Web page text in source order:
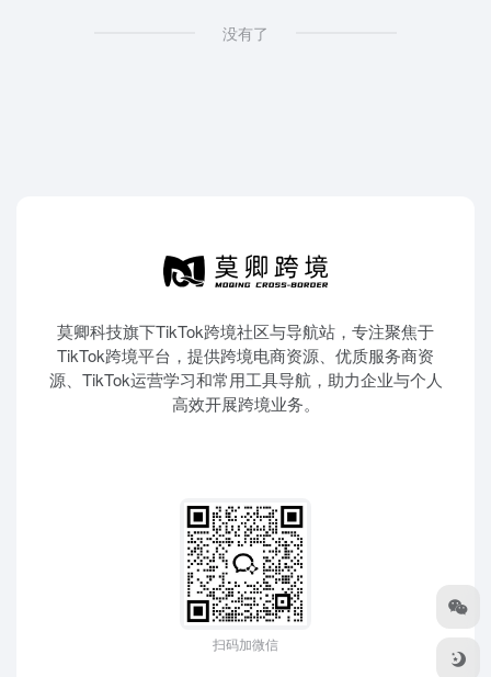
没有了
莫卿科技旗下TikTok跨境社区与导航站，专注聚焦于
TikTok跨境平台，提供跨境电商资源、优质服务商资
源、TikTok运营学习和常用工具导航，助力企业与个人
高效开展跨境业务。
扫码加微信